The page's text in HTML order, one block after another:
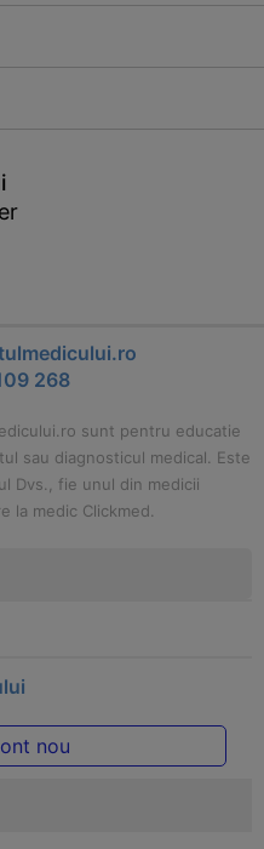
268
sunt pentru educatie
sau diagnosticul medical. Este
Dvs., fie unul din medicii
la medic Clickmed.
nou